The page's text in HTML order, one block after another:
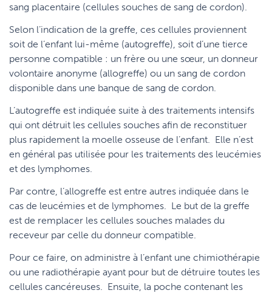
sang placentaire (cellules souches de sang de cordon).
Selon l’indication de la greffe, ces cellules proviennent
soit de l’enfant lui-même (autogreffe), soit d’une tierce
personne compatible : un frère ou une sœur, un donneur
volontaire anonyme (allogreffe) ou un sang de cordon
disponible dans une banque de sang de cordon.
L’autogreffe est indiquée suite à des traitements intensifs
qui ont détruit les cellules souches afin de reconstituer
plus rapidement la moelle osseuse de l’enfant. Elle n’est
en général pas utilisée pour les traitements des leucémies
et des lymphomes.
Par contre, l’allogreffe est entre autres indiquée dans le
cas de leucémies et de lymphomes. Le but de la greffe
est de remplacer les cellules souches malades du
receveur par celle du donneur compatible.
Pour ce faire, on administre à l’enfant une chimiothérapie
ou une radiothérapie ayant pour but de détruire toutes les
cellules cancéreuses. Ensuite, la poche contenant les